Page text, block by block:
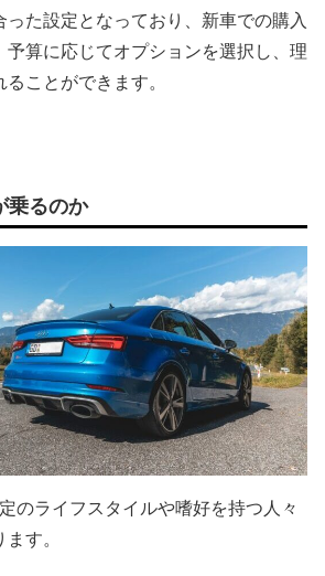
た設定となっており、新車での購入
予算に応じてオプションを選択し、理
ことができます。
乗るのか
のライフスタイルや嗜好を持つ人々
す。